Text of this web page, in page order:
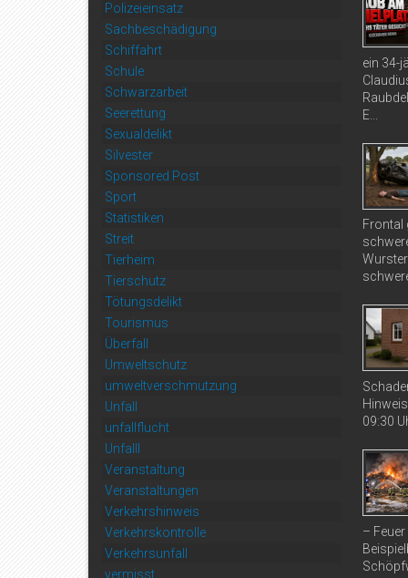
Polizeieinsatz
Sachbeschädigung
Schiffahrt
Schule
Schwarzarbeit
Seerettung
Sexualdelikt
Silvester
Sponsored Post
Sport
Statistiken
Streit
Tierheim
Tierschutz
Tötungsdelikt
Tourismus
Überfall
Umweltschutz
umweltverschmutzung
Unfall
unfallflucht
Unfalll
Veranstaltung
Veranstaltungen
Verkehrshinweis
Verkehrskontrolle
Verkehrsunfall
vermisst
ein 34-
E...
Frontal
09:30
–